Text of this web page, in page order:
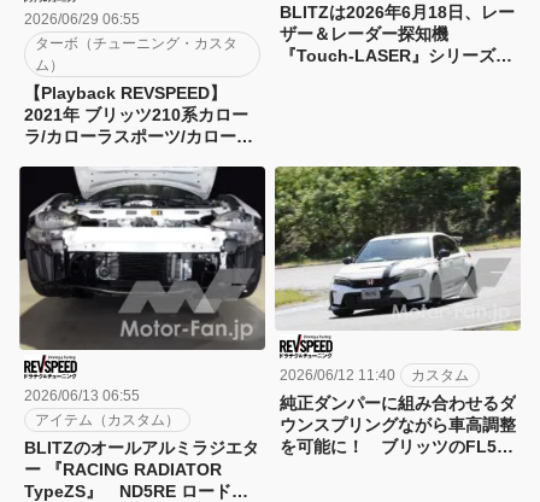
2026/06/29 06:55
ターボ（チューニング・カスタ
ム）
【Playback REVSPEED】
2021年 ブリッツ210系カロー
ラ/カローラスポーツ/カローラ
を佐々木雅弘が試乗
BLITZは2026年6月18日、レー
ザー＆レーダー探知機
『Touch-LASER』シリーズ全
2026/06/13 06:55
アイテム（カスタム）
BLITZのオールアルミラジエタ
ー 『RACING RADIATOR
TypeZS』 ND5RE ロードス
2026/06/12 11:40 カスタム
純正ダンパーに組み合わせるダ
ウンスプリングながら車高調整
を可能に！ ブリッツのFL5